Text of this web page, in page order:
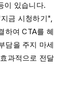
이 있습니다.
금 시청하기",
하여 CTA를 혜
담을 주지 마세
과적으로 전달